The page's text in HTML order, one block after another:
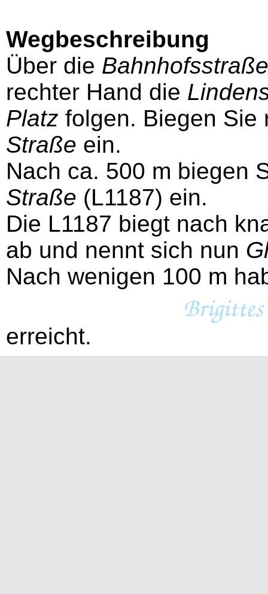
Wegbeschreibung
Über die
rechter Hand die
Platz folgen. Biegen
Straße ein.
Nach ca. 500 m biegen
Straße (L1187) ein.
Die L1187 biegt nach
ab und nennt sich nun
Nach wenigen 100 m
Brigittes
erreicht.